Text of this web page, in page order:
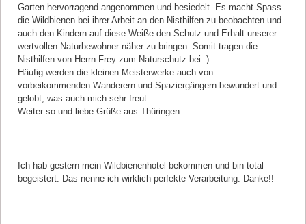
Garten hervorragend angenommen und besiedelt. Es macht Spass
die Wildbienen bei ihrer Arbeit an den Nisthilfen zu beobachten und
auch den Kindern auf diese Weiße den Schutz und Erhalt unserer
wertvollen Naturbewohner näher zu bringen. Somit tragen die
Nisthilfen von Herrn Frey zum Naturschutz bei :)
Häufig werden die kleinen Meisterwerke auch von
vorbeikommenden Wanderern und Spaziergängern bewundert und
gelobt, was auch mich sehr freut.
Weiter so und liebe Grüße aus Thüringen.
Ich hab gestern mein Wildbienenhotel bekommen und bin total
begeistert. Das nenne ich wirklich perfekte Verarbeitung. Danke!!